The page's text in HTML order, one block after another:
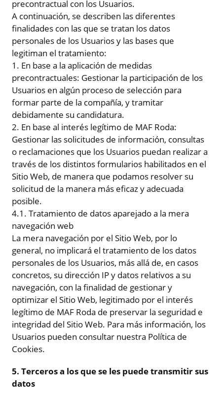
precontractual con los Usuarios.
A continuación, se describen las diferentes
finalidades con las que se tratan los datos
personales de los Usuarios y las bases que
legitiman el tratamiento:
1. En base a la aplicación de medidas
precontractuales: Gestionar la participación de los
Usuarios en algún proceso de selección para
formar parte de la compañía, y tramitar
debidamente su candidatura.
2. En base al interés legítimo de MAF Roda:
Gestionar las solicitudes de información, consultas
o reclamaciones que los Usuarios puedan realizar a
través de los distintos formularios habilitados en el
Sitio Web, de manera que podamos resolver su
solicitud de la manera más eficaz y adecuada
posible.
4.1. Tratamiento de datos aparejado a la mera
navegación web
La mera navegación por el Sitio Web, por lo
general, no implicará el tratamiento de los datos
personales de los Usuarios, más allá de, en casos
concretos, su dirección IP y datos relativos a su
navegación, con la finalidad de gestionar y
optimizar el Sitio Web, legitimado por el interés
legítimo de MAF Roda de preservar la seguridad e
integridad del Sitio Web. Para más información, los
Usuarios pueden consultar nuestra Política de
Cookies.
5. Terceros a los que se les puede transmitir sus
datos